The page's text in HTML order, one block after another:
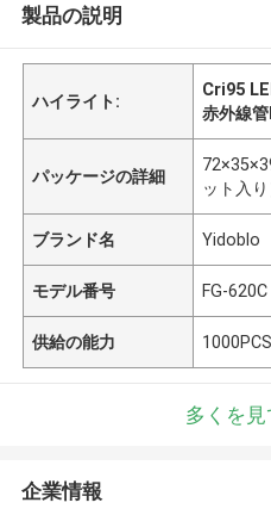
製品の説明
ハイライト:
Cri95
赤外線
パッケージの詳細
ット入り
ブランド名 Yidoblo
モデル番号 FG-620C
供給の能力
多くを
企業情報